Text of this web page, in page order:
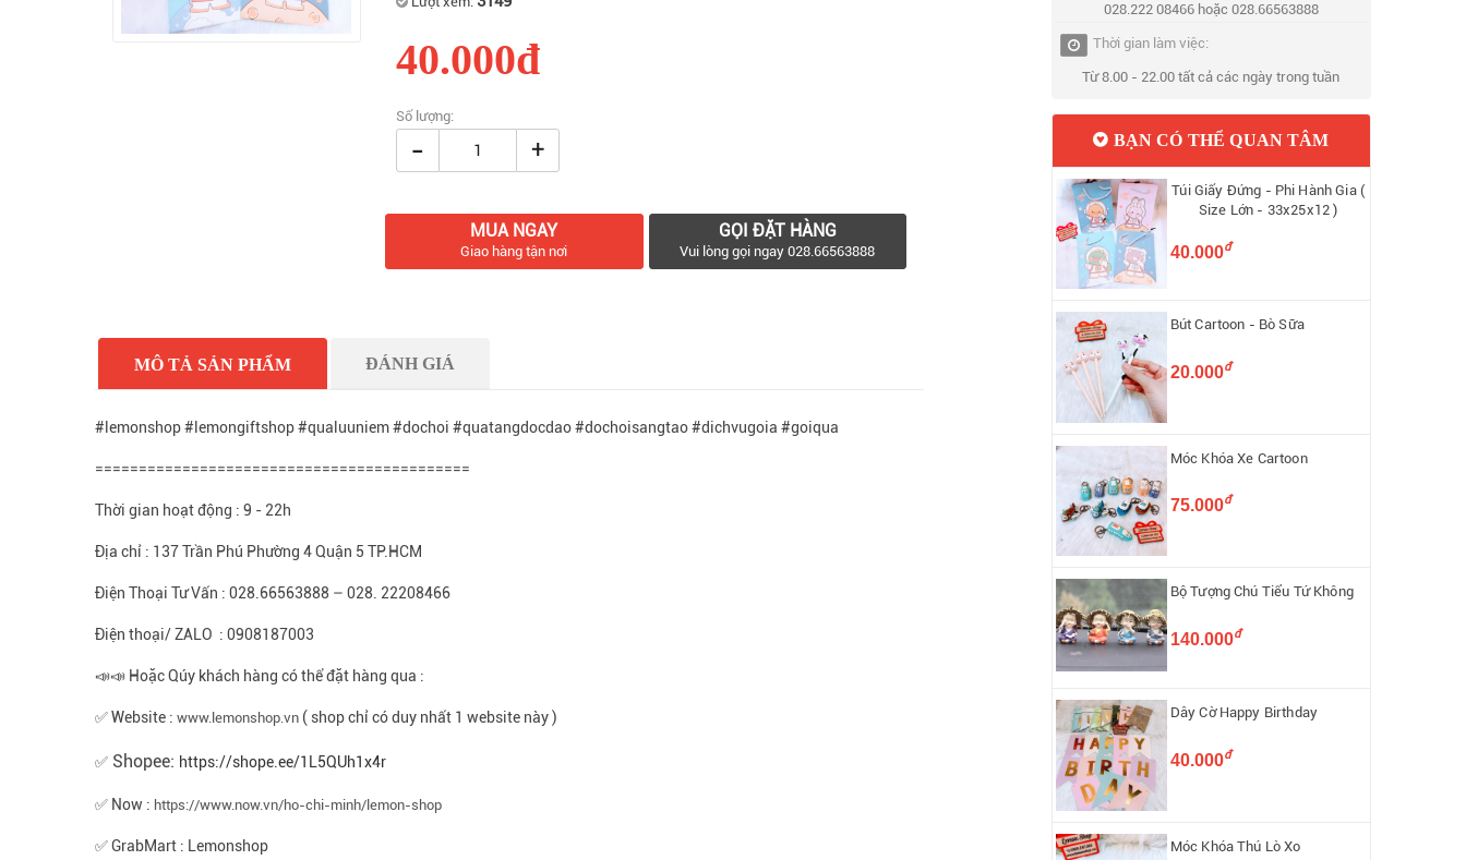
40.000đ
Số lượng:
- +
MUA NGAY
Giao hàng tận nơi
GỌI ĐẶT HÀNG
Vui lòng gọi ngay 028.66563888
MÔ TẢ SẢN PHẨM ĐÁNH GIÁ
#lemonshop #lemongiftshop #qualuuniem #dochoi #quatangdocdao #dochoisangtao #dichvugoia #goiqua
===========================================
Thời gian hoạt động : 9 - 22h
Địa chỉ : 137 Trần Phú Phường 4 Quận 5 TP.HCM
Điện Thoại Tư Vấn : 028.66563888 – 028. 22208466
Điện thoại/ ZALO : 0908187003
📣📣 Hoặc Qúy khách hàng có thể đặt hàng qua :
✅ Website :www.lemonshop.vn ( shop chỉ có duy nhất 1 website này )
✅ Shopee: https://shope.ee/1L5QUh1x4r
✅ Now : https://www.now.vn/ho-chi-minh/lemon-shop
✅ GrabMart : Lemonshop
028.222 08466 hoặc 028.66563888
Thời gian làm việc:
Từ 8.00 - 22.00 tất cả các ngày trong tuần
BẠN CÓ THỂ QUAN TÂM
Túi Giấy Đứng - Phi Hành Gia (
Size Lớn - 33x25x12 )
40.000đ
Bút Cartoon - Bò Sữa
20.000đ
Móc Khóa Xe Cartoon
75.000đ
Bộ Tượng Chú Tiểu Tứ Không
140.000đ
Dây Cờ Happy Birthday
40.000đ
Móc Khóa Thú Lò Xo